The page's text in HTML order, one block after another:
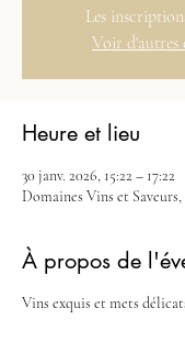
Les
Voir d'autres
Heure et lieu
30 janv. 2026, 15:22 – 17:22
Domaines Vins et
À propos de
Vins exquis et mets